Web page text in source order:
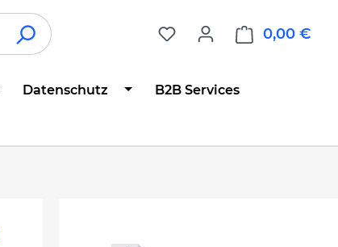
0,00 €
Datenschutz B2B Services